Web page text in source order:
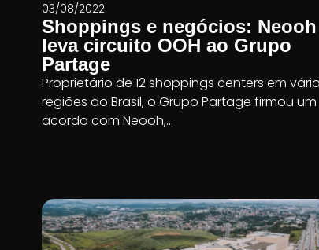
03/08/2022
Shoppings e negócios: Neooh
leva circuito OOH ao Grupo
Partage
Proprietário de 12 shoppings centers em
regiões do Brasil, o Grupo Partage firmou um
acordo com Neooh,...